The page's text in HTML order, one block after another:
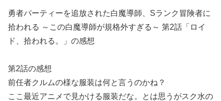
勇者パーティーを追放された白魔導師、Sランク冒険者に
拾われる ～この白魔導師が規格外すぎる～ 第2話「ロイ
ド、拾われる。」の感想
第2話の感想
前任者クルムの様な服装は何と言うのかね？
ここ最近アニメで見かける服装だな。とは思うがスク水の